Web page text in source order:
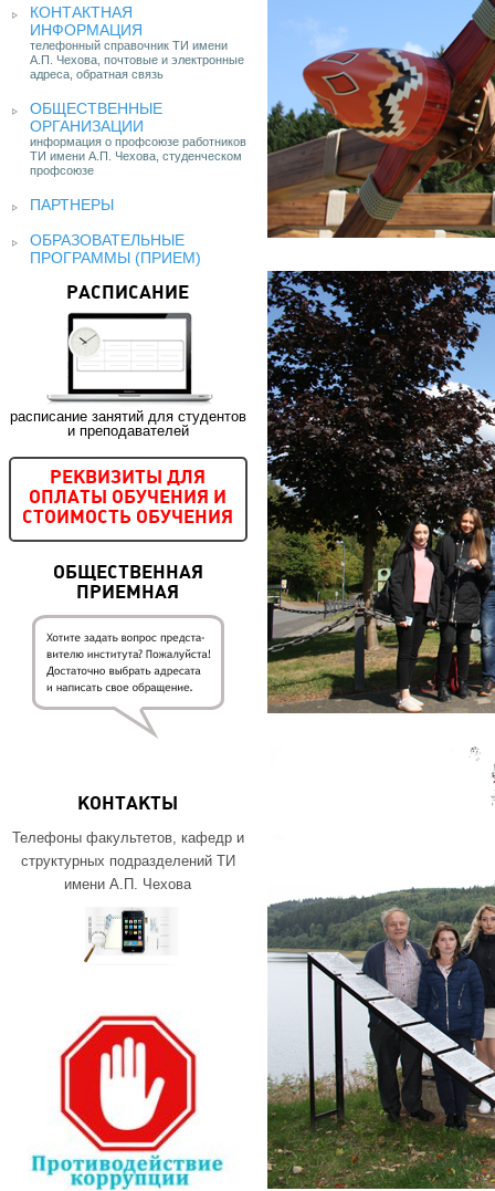
КОНТАКТНАЯ
ИНФОРМАЦИЯ
телефонный справочник ТИ имени
А.П. Чехова, почтовые и электронные
адреса, обратная связь
ОБЩЕСТВЕННЫЕ
ОРГАНИЗАЦИИ
информация о профсоюзе работников
ТИ имени А.П. Чехова, студенческом
профсоюзе
ПАРТНЕРЫ
ОБРАЗОВАТЕЛЬНЫЕ
ПРОГРАММЫ (ПРИЕМ)
РАСПИСАНИЕ
расписание занятий для студентов
и преподавателей
РЕКВИЗИТЫ ДЛЯ
ОПЛАТЫ ОБУЧЕНИЯ И
СТОИМОСТЬ ОБУЧЕНИЯ
ОБЩЕСТВЕННАЯ
ПРИЕМНАЯ
КОНТАКТЫ
Телефоны факультетов, кафедр и
структурных подразделений ТИ
имени А.П. Чехова